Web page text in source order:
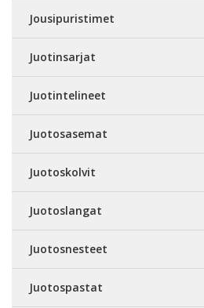
Jousipuristimet
Juotinsarjat
Juotintelineet
Juotosasemat
Juotoskolvit
Juotoslangat
Juotosnesteet
Juotospastat